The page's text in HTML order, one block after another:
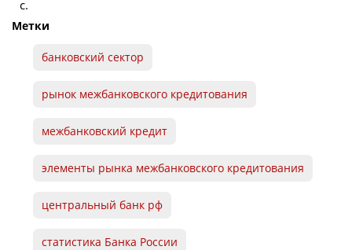
с.
Метки
банковский сектор
рынок межбанковского кредитования
межбанковский кредит
элементы рынка межбанковского кредитования
центральный банк рф
статистика Банка России